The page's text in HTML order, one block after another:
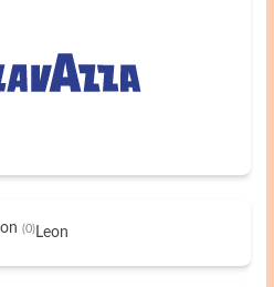
(0)Leon